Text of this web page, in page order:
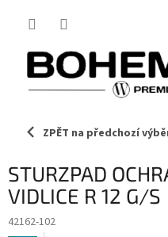
ZPĚT na předchozí
STURZPAD
VIDLICE R 12 G/S
42162-102